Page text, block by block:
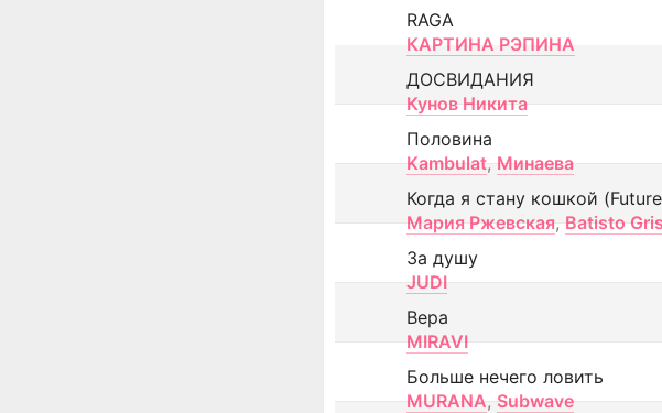
RAGA
КАРТИНА РЭПИНА
ДОСВИДАНИЯ
Кунов Никита
Половина
Kambulat, Минаева
Когда я стану кошкой
Мария Ржевская, Batisto
За душу
JUDI
Вера
MIRAVI
Больше нечего ловить
MURANA, Subwave